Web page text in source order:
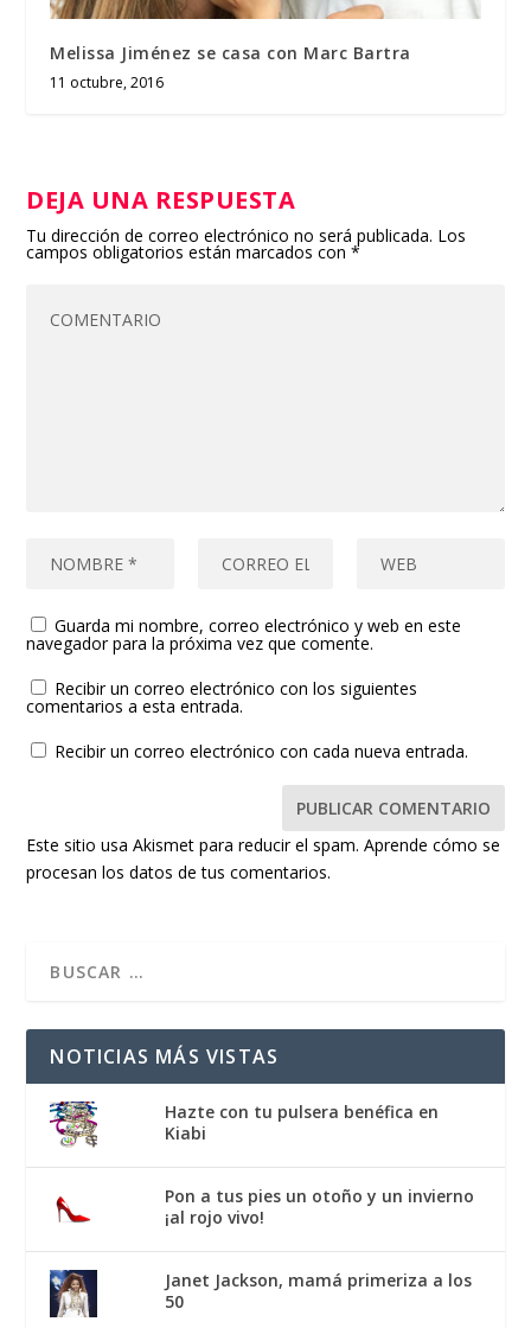
Melissa Jiménez se casa con Marc Bartra
11 octubre, 2016
DEJA UNA RESPUESTA
Tu dirección de correo electrónico no será publicada. Los
campos obligatorios están marcados con*
Guarda mi nombre, correo electrónico y web en este
navegador para la próxima vez que comente.
Recibir un correo electrónico con los siguientes
comentarios a esta entrada.
Recibir un correo electrónico con cada nueva entrada.
Este sitio usa Akismet para reducir el spam.Aprende cómo se
procesan los datos de tus comentarios.
NOTICIAS MÁS VISTAS
Hazte con tu pulsera benéfica en
Kiabi
Pon a tus pies un otoño y un invierno
¡al rojo vivo!
Janet Jackson, mamá primeriza a los
50